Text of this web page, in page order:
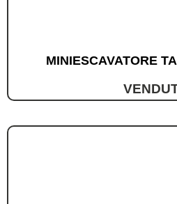
MINIESCAVATORE